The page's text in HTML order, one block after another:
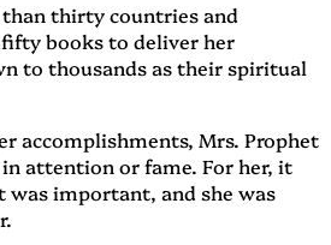
thirty countries and
books to deliver her
to thousands as their spiritual
accomplishments, Mrs. Prophet
attention or fame. For her, it
was important, and she was